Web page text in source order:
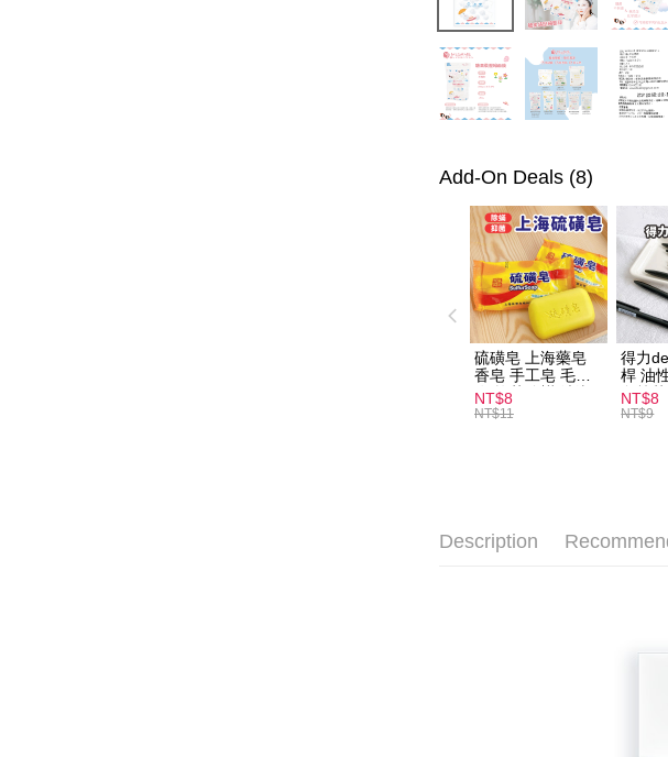
Add-On Deals (8)
硫磺皂 上海藥皂
香皂 手工皂 毛囊
炎 抑菌除蟎 清潔
護膚 去油去痘 寵
NT$8
NT$11
得力
桿 油
色筆芯
NT$8
NT$9
Description